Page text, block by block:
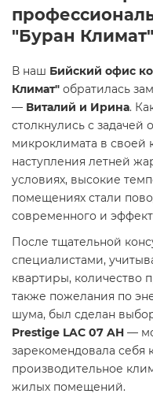
"Буран Климат"
В наш Бийский офис
Климат" обратилась
— Виталий и Ирина.
столкнулись с задачей
микроклимата в своей
наступления летней
условиях, высокие
помещениях стали
современного и
После тщательной
специалистами,
квартиры, количество
также пожелания по
шума, был сделан
Prestige LAC 07 AH —
зарекомендовала себя
производительное
жилых помещений.